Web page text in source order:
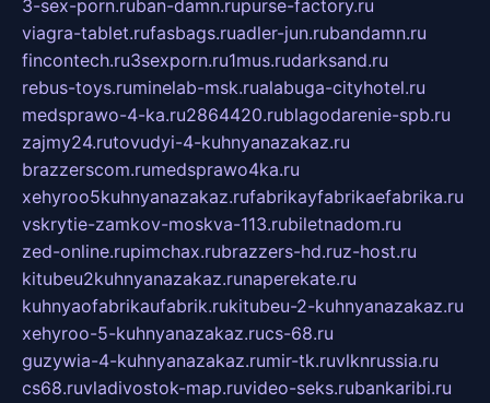
3-sex-porn.ruban-damn.rupurse-factory.ru
viagra-tablet.rufasbags.ruadler-jun.rubandamn.ru
fincontech.ru3sexporn.ru1mus.rudarksand.ru
rebus-toys.ruminelab-msk.rualabuga-cityhotel.ru
medsprawo-4-ka.ru2864420.rublagodarenie-spb.ru
zajmy24.rutovudyi-4-kuhnyanazakaz.ru
brazzerscom.rumedsprawo4ka.ru
xehyroo5kuhnyanazakaz.rufabrikayfabrikaefabrika.ru
vskrytie-zamkov-moskva-113.rubiletnadom.ru
zed-online.rupimchax.rubrazzers-hd.ruz-host.ru
kitubeu2kuhnyanazakaz.runaperekate.ru
kuhnyaofabrikaufabrik.rukitubeu-2-kuhnyanazakaz.ru
xehyroo-5-kuhnyanazakaz.rucs-68.ru
guzywia-4-kuhnyanazakaz.rumir-tk.ruvlknrussia.ru
cs68.ruvladivostok-map.ruvideo-seks.rubankaribi.ru